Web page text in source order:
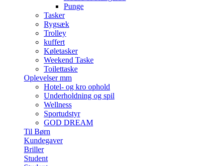
Punge
Tasker
Rygsæk
Trolley
kuffert
Køletasker
Weekend Taske
Toilettaske
Oplevelser mm
Hotel- og kro ophold
Underholdning og spil
Wellness
Sportudstyr
GOD DREAM
Til Børn
Kundegaver
Briller
Student